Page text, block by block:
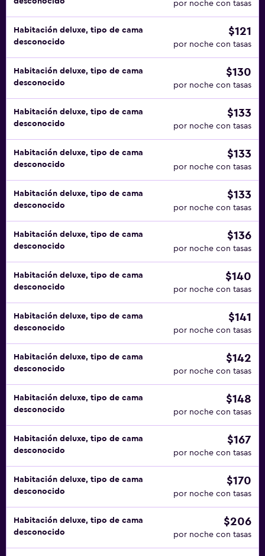
por noche con tasas
Habitación deluxe, tipo de cama
desconocido
$121
por noche con tasas
Habitación deluxe, tipo de cama
desconocido
$130
por noche con tasas
Habitación deluxe, tipo de cama
desconocido
$133
por noche con tasas
Habitación deluxe, tipo de cama
desconocido
$133
por noche con tasas
Habitación deluxe, tipo de cama
desconocido
$133
por noche con tasas
Habitación deluxe, tipo de cama
desconocido
$136
por noche con tasas
Habitación deluxe, tipo de cama
desconocido
$140
por noche con tasas
Habitación deluxe, tipo de cama
desconocido
$141
por noche con tasas
Habitación deluxe, tipo de cama
desconocido
$142
por noche con tasas
Habitación deluxe, tipo de cama
desconocido
$148
por noche con tasas
Habitación deluxe, tipo de cama
desconocido
$167
por noche con tasas
Habitación deluxe, tipo de cama
desconocido
$170
por noche con tasas
Habitación deluxe, tipo de cama
desconocido
$206
por noche con tasas